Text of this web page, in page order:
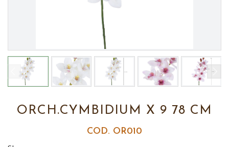
ORCH.CYMBIDIUM X 9 78 CM
COD. OR010